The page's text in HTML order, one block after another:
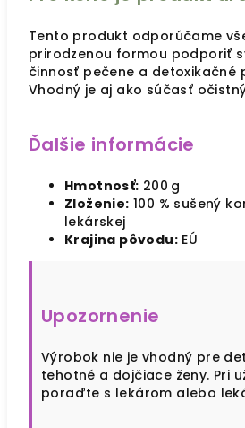
Tento produkt odporúčame
prirodzenou formou podporiť
činnosť pečene a detoxikačné
Vhodný je aj ako súčasť
Ďalšie informácie
Hmotnosť: 200 g
Zloženie: 100 % sušený
lekárskej
Krajina pôvodu: EÚ
Upozornenie
Výrobok nie je vhodný pre
tehotné a dojčiace ženy. Pri
poraďte s lekárom alebo